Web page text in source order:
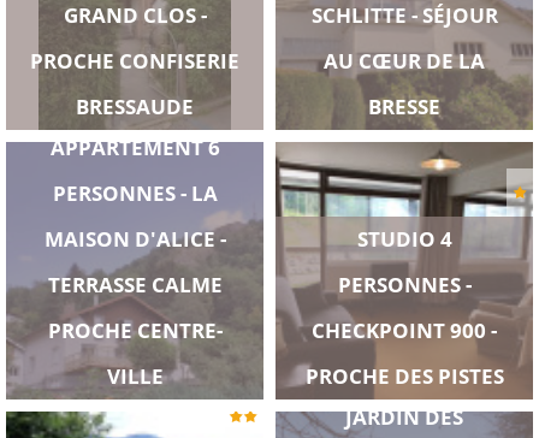
GRAND CLOS -
PROCHE CONFISERIE
BRESSAUDE
SCHLITTE - SÉJOUR
AU CŒUR DE LA
BRESSE
APPARTEMENT 6
PERSONNES - LA
MAISON D'ALICE -
TERRASSE CALME
PROCHE CENTRE-
VILLE
STUDIO 4
PERSONNES -
CHECKPOINT 900 -
PROCHE DES PISTES
APPARTEMENT 4
PERSONNES - LE
JARDIN DES